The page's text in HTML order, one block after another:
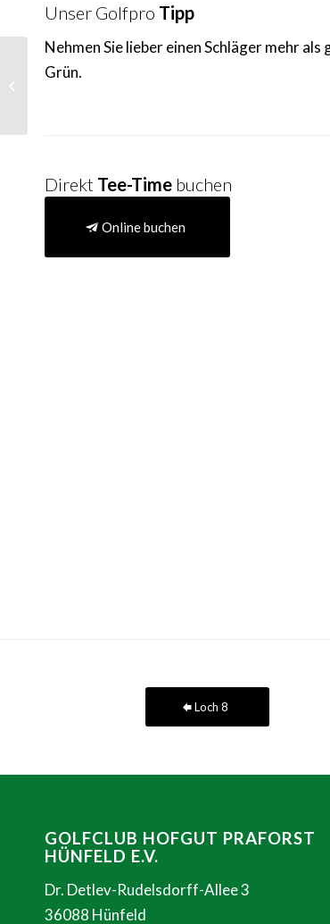
Unser Golfpro Tipp
Nehmen Sie lieber einen Schläger mehr
Grün.
Direkt Tee-Time buchen
Online buchen
Loch 8
GOLFCLUB HOFGUT PRAFORST
HÜNFELD E.V.
Dr. Detlev-Rudelsdorff-Allee 3
36088 Hünfeld
Loch 8 – Westkurs –